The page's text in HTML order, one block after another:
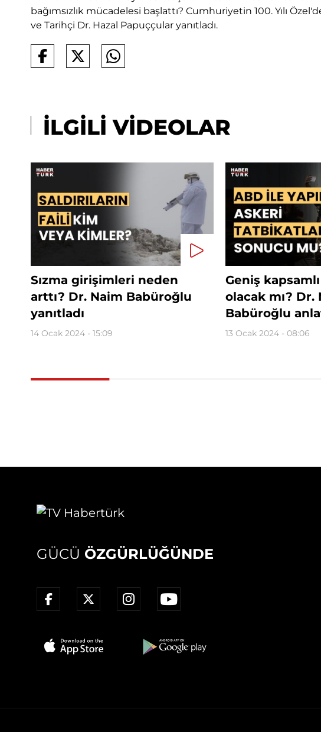
bağımsızlık mücadelesi başlattı? Cumhuriyetin 100. Yılı
ve Tarihçi Dr. Hazal Papuççular yanıtladı.
İLGİLİ VİDEOLAR
Sızma girişimleri neden
arttı? Dr. Naim Babüroğlu
yanıtladı
14 Ocak 2024 - 15:09
Geniş
olacak mı? Dr.
Babüroğlu
13 Ocak 2024 - 08:06
GÜCÜ ÖZGÜRLÜĞÜNDE